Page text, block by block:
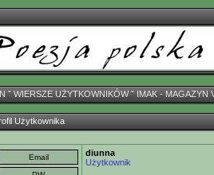
ˇ WIERSZE UŻYTKOWNIKÓWˇ IMAK - MAGAZYN
Użytkownika
diunna
Użytkownik